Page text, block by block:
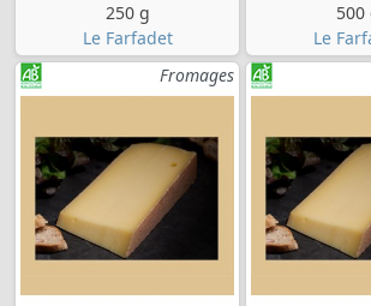
250 g
Le Farfadet
500
Le
Fromages